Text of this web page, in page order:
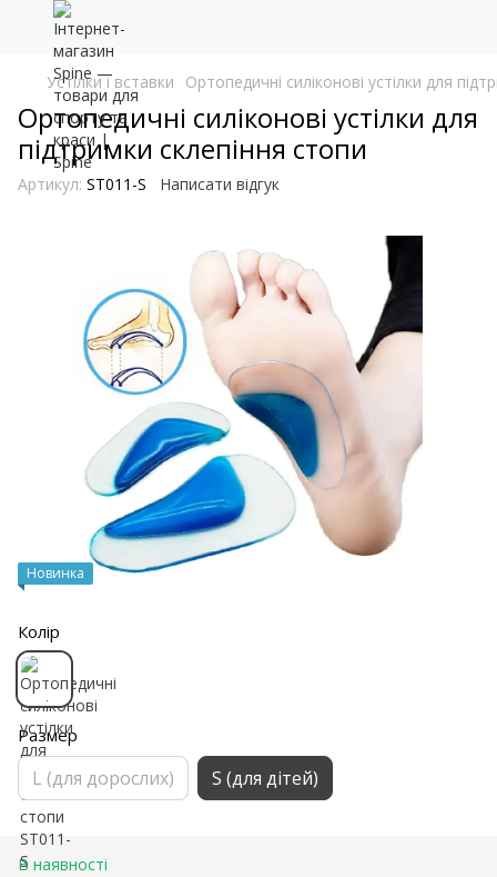
Устілки і вставки Ортопедичні силіконові устілки для
Ортопедичні силіконові устілки для
підтримки склепіння стопи
Артикул: ST011-S Написати відгук
Новинка
Колір
Размер
L (для дорослих) S (для дітей)
В наявності